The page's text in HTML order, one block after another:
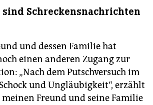
Schreckensnachrichten
und dessen Familie hat
einen anderen Zugang zur
„Nach dem Putschversuch im
und Ungläubigkeit“, erzählt
meinen Freund und seine Familie